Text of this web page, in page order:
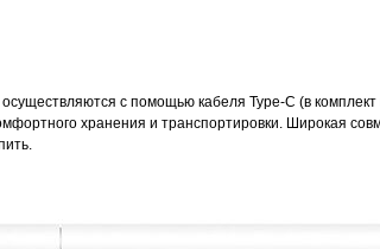
с помощью кабеля Type-C (в
хранения и транспортировки. Широкая